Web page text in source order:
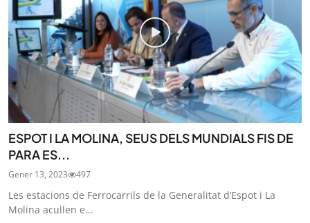
ESPOT I LA MOLINA, SEUS DELS MUNDIALS FIS DE
PARA ES...
Gener 13, 2023 497
Les estacions de Ferrocarrils de la Generalitat d’Espot i La
Molina acullen e...